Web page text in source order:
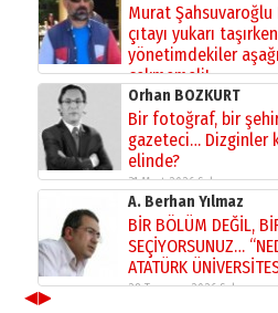
Murat Şahsuvaroğlu
çıtayı yukarı
yönetimdekiler aşağı
çekmemeli!
17 Şubat 2026 SalıOrhan BOZKURT
Bir fotoğraf, bir
gazeteci… Dizginler
elinde?
31 Mart 2026 Salı
A. Berhan Yılmaz
BİR BÖLÜM DEĞİL,
SEÇİYORSUNUZ…
ATATÜRK
28 Temmuz 2026 Salı
◀▶